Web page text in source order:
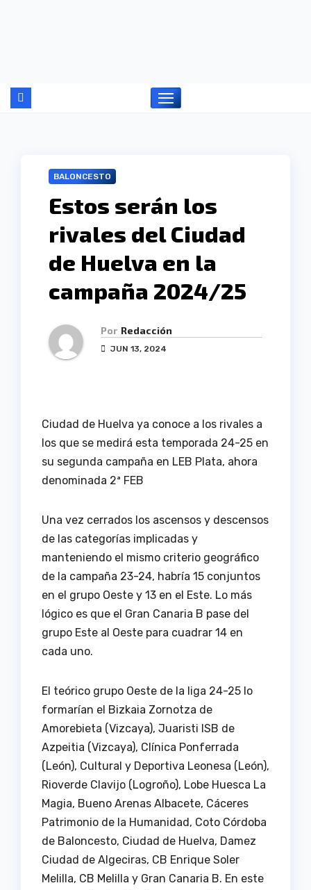
BALONCESTO
Estos serán los
rivales del Ciudad
de Huelva en la
campaña 2024/25
Por Redacción
JUN 13, 2024
Ciudad de Huelva ya conoce a los rivales a
los que se medirá esta temporada 24-25 en
su segunda campaña en LEB Plata, ahora
denominada 2ª FEB
Una vez cerrados los ascensos y descensos
de las categorías implicadas y
manteniendo el mismo criterio geográfico
de la campaña 23-24, habría 15 conjuntos
en el grupo Oeste y 13 en el Este. Lo más
lógico es que el Gran Canaria B pase del
grupo Este al Oeste para cuadrar 14 en
cada uno.
El teórico grupo Oeste de la liga 24-25 lo
formarían el Bizkaia Zornotza de
Amorebieta (Vizcaya), Juaristi ISB de
Azpeitia (Vizcaya), Clínica Ponferrada
(León), Cultural y Deportiva Leonesa (León),
Rioverde Clavijo (Logroño), Lobe Huesca La
Magia, Bueno Arenas Albacete, Cáceres
Patrimonio de la Humanidad, Coto Córdoba
de Baloncesto, Ciudad de Huelva, Damez
Ciudad de Algeciras, CB Enrique Soler
Melilla, CB Melilla y Gran Canaria B. En este